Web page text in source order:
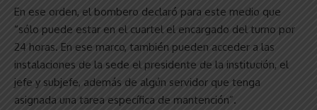
En ese orden, el bombero declaró para este medio que
“sólo puede estar en el cuartel el encargado del turno por
24 horas. En ese marco, también pueden acceder a las
instalaciones de la sede el presidente de la institución, el
jefe y subjefe, además de algún servidor que tenga
asignada una tarea específica de mantención”.